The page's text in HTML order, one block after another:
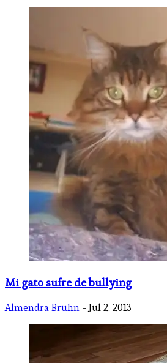
Mi gato sufre de bullying
Almendra Bruhn - Jul 2, 2013